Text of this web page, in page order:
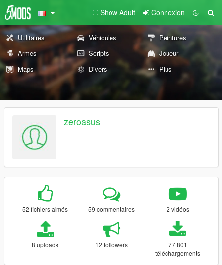
Show Adult Connexion
Utilitaires Véhicules
Peintures
Armes
Scripts
Joueur
Maps
Divers Plus
zeroasus
52 fichiers aimés 59 commentaires 2 vidéos
8 uploads 12 followers
77 801
téléchargements